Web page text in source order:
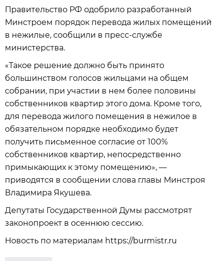
Правительство РФ одобрило разработанный
Минстроем порядок перевода жилых помещений
в нежилые, сообщили в пресс-службе
министерства.
«Такое решение должно быть принято
большинством голосов жильцами на общем
собрании, при участии в нем более половины
собственников квартир этого дома. Кроме того,
для перевода жилого помещения в нежилое в
обязательном порядке необходимо будет
получить письменное согласие от 100%
собственников квартир, непосредственно
примыкающих к этому помещению», —
приводятся в сообщении слова главы Минстроя
Владимира Якушева.
Депутаты Государственной Думы рассмотрят
законопроект в осеннюю сессию.
Новость по материалам https://burmistr.ru